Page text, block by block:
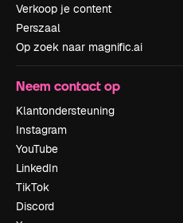
Verkoop je content
Perszaal
Op zoek naar magnific.ai
Neem contact op
Klantondersteuning
Instagram
YouTube
LinkedIn
TikTok
Discord